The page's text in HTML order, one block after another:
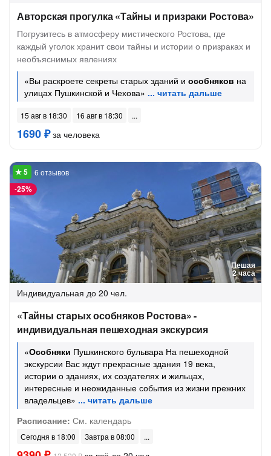
Авторская прогулка «Тайны и призраки Ростова»
Погрузитесь в атмосферу мистического Ростова, где
каждый уголок хранит свои тайны и истории о призраках и
необъяснимых явлениях
«Вы раскроете секреты старых зданий и особняков на
улицах Пушкинской и Чехова»
15 авг в 18:30 16 авг в 18:30
1690 ₽за человека
Пешая
2 часа
-25%
6 отзывов
Индивидуальная до 20 чел.
«Тайны старых особняков Ростова» -
индивидуальная пешеходная экскурсия
«Особняки Пушкинского бульвара На пешеходной
экскурсии Вас ждут прекрасные здания 19 века,
истории о зданиях, их создателях и жильцах,
интересные и неожиданные события из жизни прежних
владельцев»
Расписание: См. календарь
Сегодня в 18:00 Завтра в 08:00